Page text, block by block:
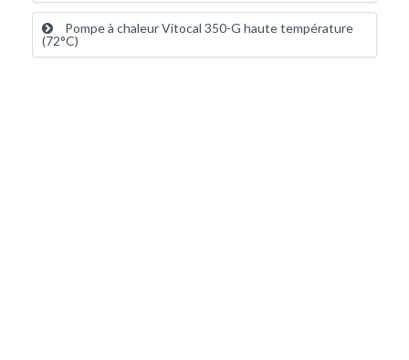
Pompe à chaleur Vitocal 350-G haute température
(72°C)